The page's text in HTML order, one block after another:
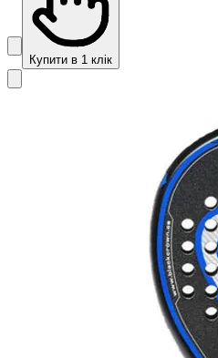
Купити в 1 клік